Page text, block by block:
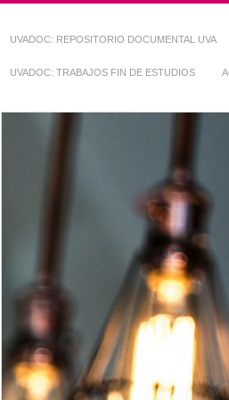
UVADOC: REPOSITORIO DOCUMENTAL UVA
UVADOC: TRABAJOS FIN DE ESTUDIOS
Repositorio
~ UVaDOC